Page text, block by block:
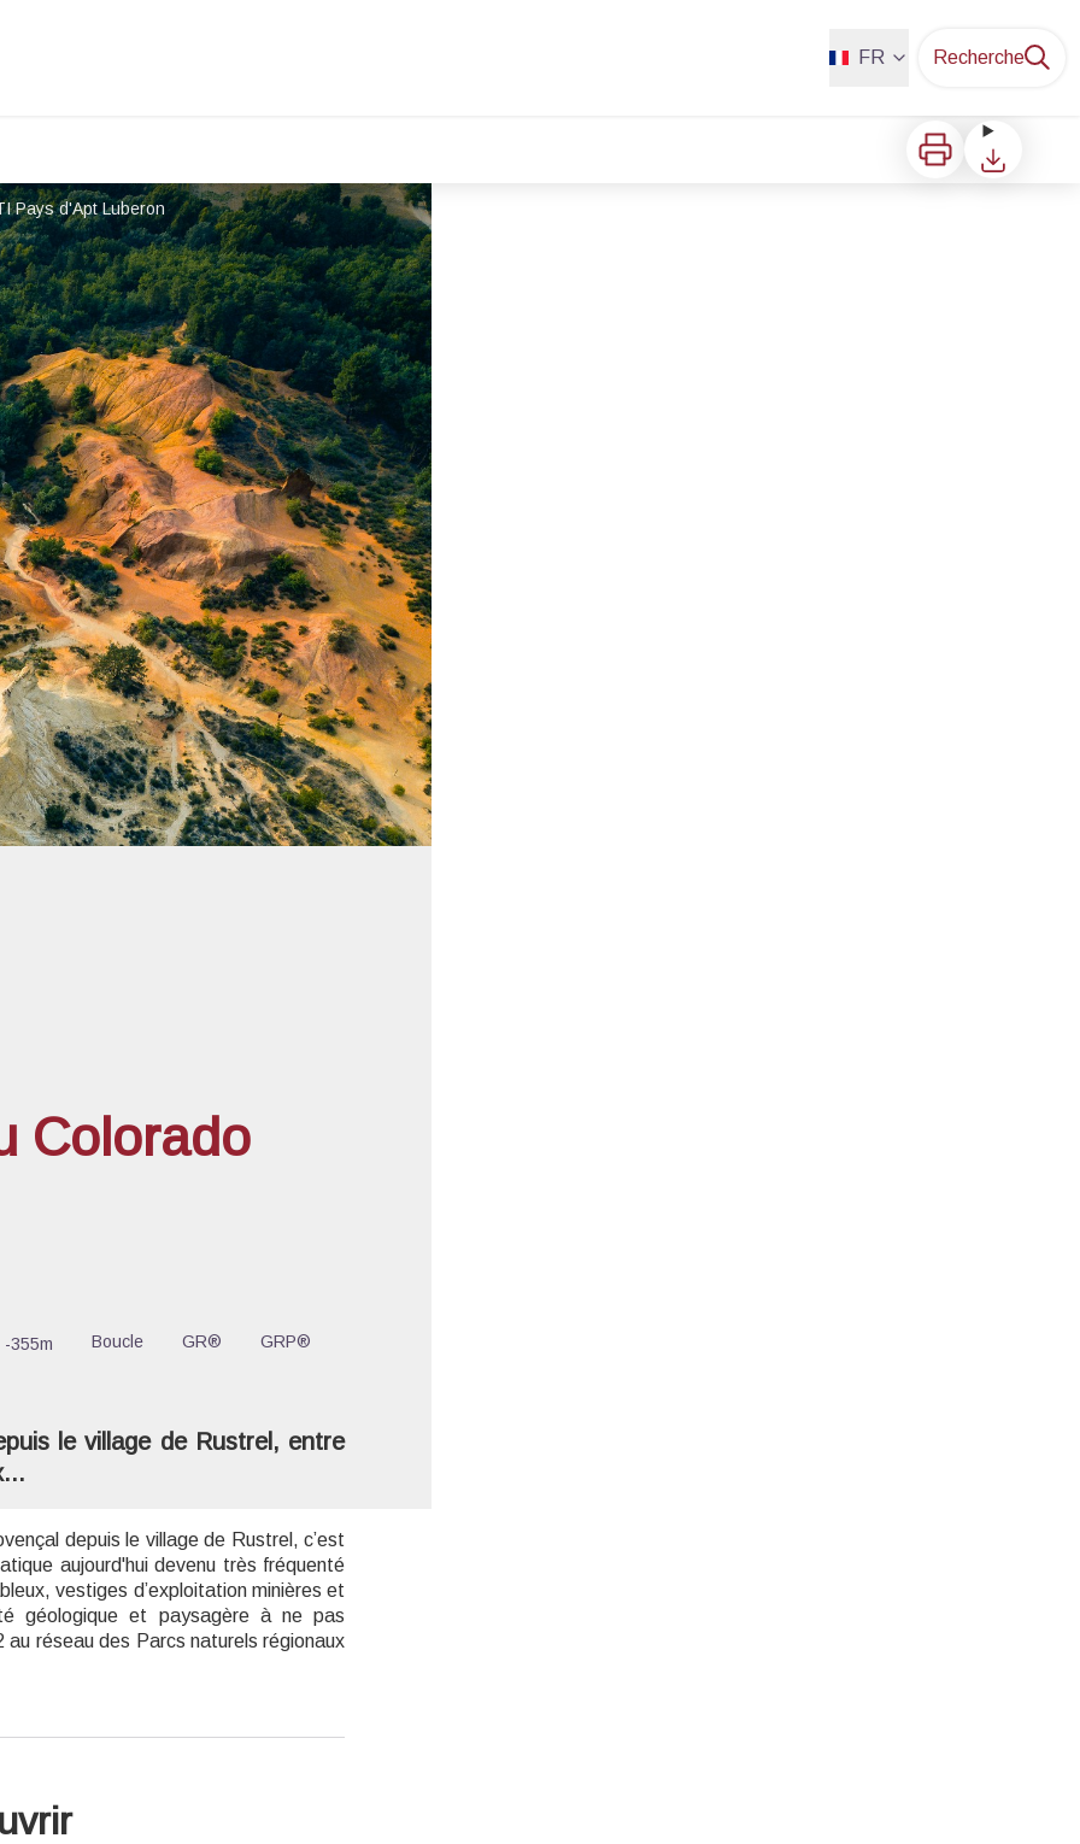
FR Recherche
ImprimerTélécharger
Pays d'Apt Luberon
Colorado
-355m Boucle GR®
GRP®
le village de Rustrel, entre
depuis le village de Rustrel, c’est
aujourd'hui devenu très fréquenté
vestiges d’exploitation minières et
géologique et paysagère à ne pas
réseau des Parcs naturels régionaux